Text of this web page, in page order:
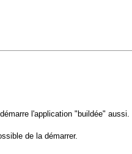
l'application "buildée" aussi.
de la démarrer.